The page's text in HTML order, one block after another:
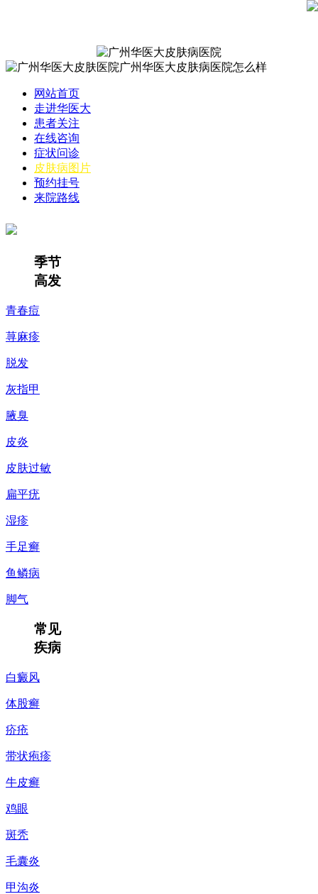
网站首页
走进华医大
患者关注
在线咨询
症状问诊
皮肤病图片
预约挂号
来院路线
季节
高发
青春痘
荨麻疹
脱发
灰指甲
腋臭
皮炎
皮肤过敏
扁平疣
湿疹
手足癣
鱼鳞病
脚气
常见
疾病
白癜风
体股癣
疥疮
带状疱疹
牛皮癣
鸡眼
斑秃
毛囊炎
甲沟炎